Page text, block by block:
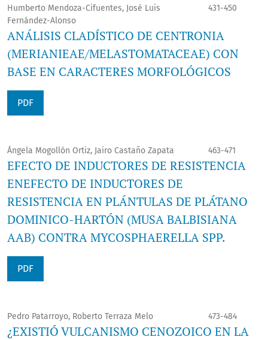
Humberto Mendoza-Cifuentes, José Luis
Fernández-Alonso
431-450
ANÁLISIS CLADÍSTICO DE CENTRONIA
(MERIANIEAE/MELASTOMATACEAE) CON
BASE EN CARACTERES MORFOLÓGICOS
PDF
Ángela Mogollón Ortiz, Jairo Castaño Zapata 463-471
EFECTO DE INDUCTORES DE RESISTENCIA
ENEFECTO DE INDUCTORES DE
RESISTENCIA EN PLÁNTULAS DE PLÁTANO
DOMINICO-HARTÓN (MUSA BALBISIANA
AAB) CONTRA MYCOSPHAERELLA SPP.
PDF
Pedro Patarroyo, Roberto Terraza Melo 473-484
¿EXISTIÓ VULCANISMO CENOZOICO EN LA